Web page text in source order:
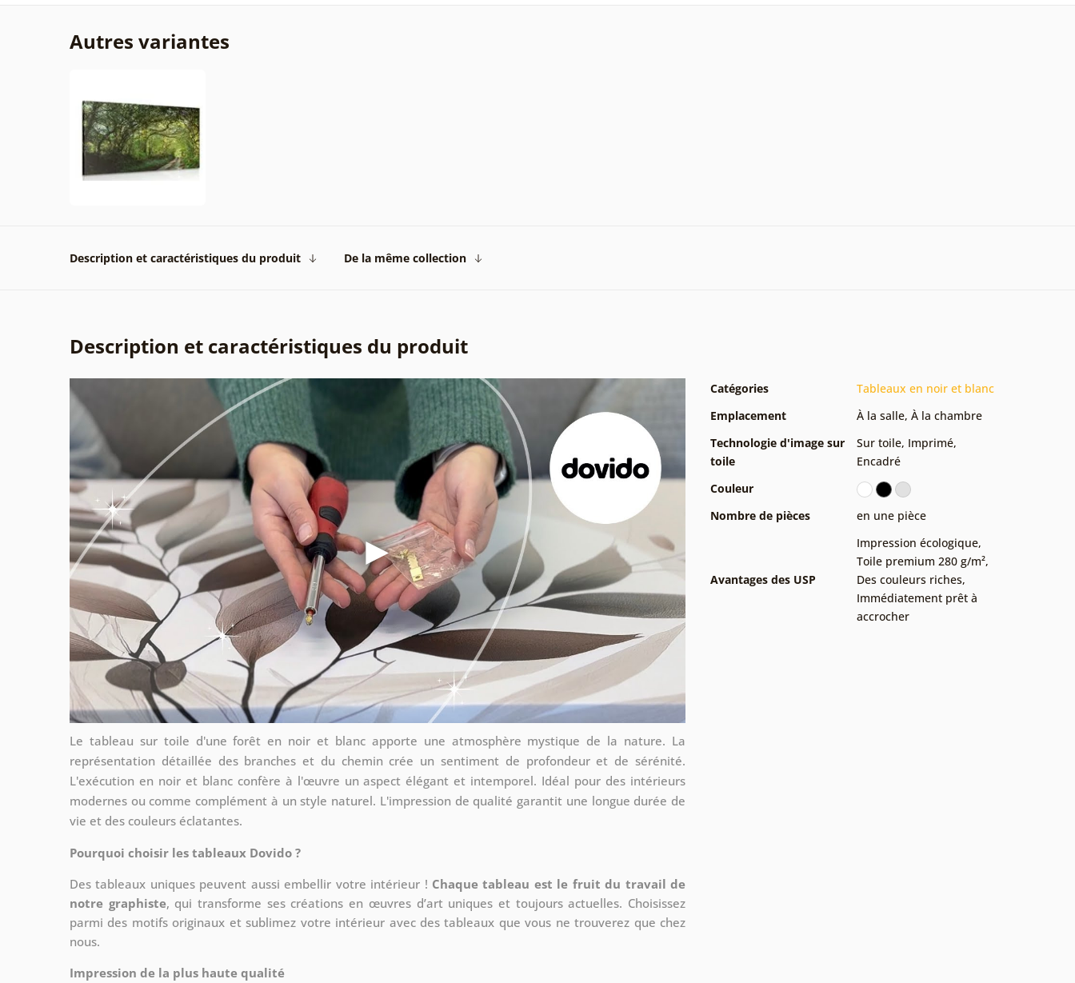
Autres variantes
Description et caractéristiques du produit De la même collection
Description et caractéristiques du produit
Le tableau sur toile d'une forêt en noir et blanc apporte une atmosphère mystique de la nature. La
représentation détaillée des branches et du chemin crée un sentiment de profondeur et de sérénité.
L'exécution en noir et blanc confère à l'œuvre un aspect élégant et intemporel. Idéal pour des intérieurs
modernes ou comme complément à un style naturel. L'impression de qualité garantit une longue durée de
vie et des couleurs éclatantes.
Pourquoi choisir les tableaux Dovido ?
Des tableaux uniques peuvent aussi embellir votre intérieur ! Chaque tableau est le fruit du travail de
notre graphiste, qui transforme ses créations en œuvres d’art uniques et toujours actuelles. Choisissez
parmi des motifs originaux et sublimez votre intérieur avec des tableaux que vous ne trouverez que chez
nous.
Impression de la plus haute qualité
Catégories
Tableaux en noir et blanc
Emplacement
À la salle, À la chambre
Technologie d'image sur
toile
Sur toile, Imprimé,
Encadré
Couleur
Nombre de pièces
en une pièce
Avantages des USP
Impression écologique,
Toile premium 280 g/m²,
Des couleurs riches,
Immédiatement prêt à
accrocher